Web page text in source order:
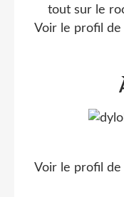
tout sur le
Voir le profil de
Voir le profil de